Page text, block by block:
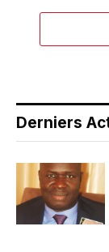
Derniers